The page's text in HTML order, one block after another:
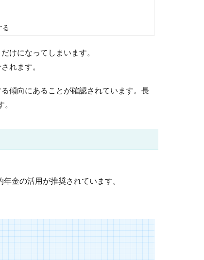
る
けになってしまいます。
れます。
傾向にあることが確認されています。長
金の活用が推奨されています。